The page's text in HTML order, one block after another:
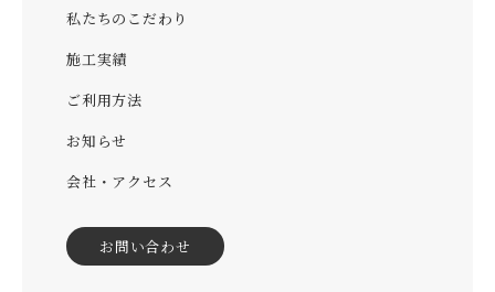
私たちのこだわり
施工実績
ご利用方法
お知らせ
会社・アクセス
お問い合わせ